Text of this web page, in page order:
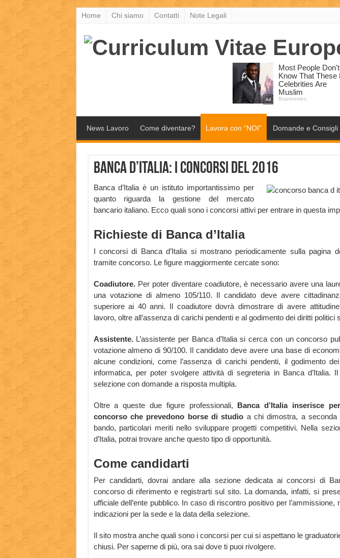
Home Chi siamo Contatti Note Legali
News Lavoro Come diventare? Lavora con “NOI” Domande e Consigli
Banca d’Italia: i concorsi del 2016
Banca d’Italia è un istituto importantissimo per
quanto riguarda la gestione del mercato
bancario italiano. Ecco quali sono i concorsi attivi per entrare in questa
Richieste di Banca d’Italia
I concorsi di Banca d’Italia si mostrano periodicamente sulla pagina
tramite concorso. Le figure maggiormente cercate sono:
Coadiutore.Per poter diventare coadiutore, è necessario avere una
una votazione di almeno 105/110. Il candidato deve avere
superiore ai 40 anni. Il coadiutore dovrà dimostrare di avere
lavoro, oltre all’assenza di carichi pendenti e al godimento dei diritti politici
Assistente.L’assistente per Banca d’Italia si cerca con un concorso
votazione almeno di 90/100. Il candidato deve avere una base di
alcune condizioni, come l’assenza di carichi pendenti, il godimento
informatica, per poter svolgere attività di segreteria in Banca d’Italia.
selezione con domande a risposta multipla.
Oltre a queste due figure professionali, Banca d’Italia inserisce
concorso che prevedono borse di studio a chi dimostra, a seconda
bando, particolari meriti nello sviluppare progetti competitivi. Nella
d’Italia, potrai trovare anche questo tipo di opportunità.
Come candidarti
Per candidarti, dovrai andare alla sezione dedicata ai concorsi di
concorso di riferimento e registrarti sul sito. La domanda, infatti, si
ufficiale dell’ente pubblico. In caso di riscontro positivo per
indicazioni per la sede e la data della selezione.
Il sito mostra anche quali sono i concorsi per cui si aspettano le
chiusi. Per saperne di più, ora sai dove ti puoi rivolgere.